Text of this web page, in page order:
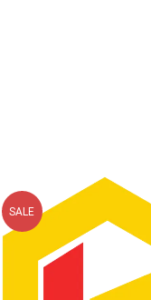
SALE